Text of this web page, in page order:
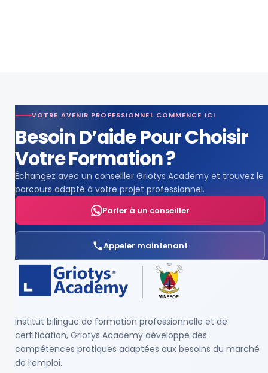
VOTRE AVENIR PROFESSIONNEL COMMENCE ICI
Besoin D’aide Pour Choisir
Votre Formation ?
Échangez avec un conseiller Griotys Academy et trouvez le
parcours adapté à votre projet professionnel.
Parler à un conseiller
Appeler maintenant
Institut bilingue de formation professionnelle et de
certification, Griotys Academy développe des
compétences pratiques adaptées aux besoins du marché
de l’emploi.